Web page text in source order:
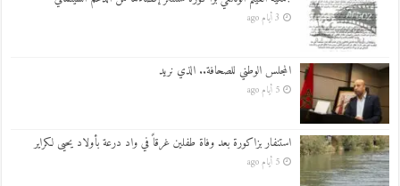
3 أيام ago
المجلس الوطني للصحافة.. الذي نريد
5 أيام ago
استنفار بزاكورة بعد وفاة طفلين غرقاً في واد درعة بأولاد يحيى لكراير
5 أيام ago